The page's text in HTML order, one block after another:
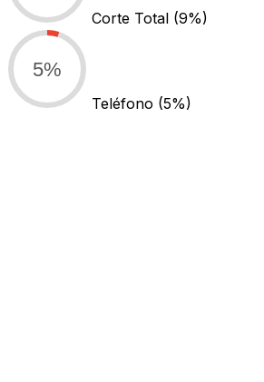
Corte Total (9%)
5%
Teléfono (5%)